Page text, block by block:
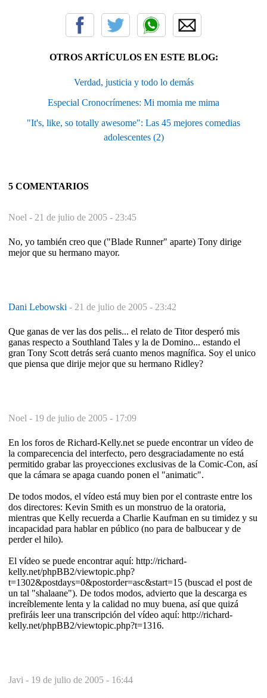
OTROS ARTÍCULOS EN ESTE BLOG:
Verdad, justicia y todo lo demás
Especial Cronocrímenes: Mi momia me mima
"It's, like, so totally awesome": Las 45 mejores comedias
adolescentes (2)
5 COMENTARIOS
Noel - 21 de julio de 2005 - 23:45
No, yo también creo que ("Blade Runner" aparte) Tony dirige
mejor que su hermano mayor.
Dani Lebowski - 21 de julio de 2005 - 23:42
Que ganas de ver las dos pelis... el relato de Titor desperó mis
ganas respecto a Southland Tales y la de Domino... estando el
gran Tony Scott detrás será cuanto menos magnífica. Soy el unico
que piensa que dirije mejor que su hermano Ridley?
Noel - 19 de julio de 2005 - 17:09
En los foros de Richard-Kelly.net se puede encontrar un vídeo de
la comparecencia del interfecto, pero desgraciadamente no está
permitido grabar las proyecciones exclusivas de la Comic-Con, así
que la cámara se apaga cuando ponen el "animatic".
De todos modos, el vídeo está muy bien por el contraste entre los
dos directores: Kevin Smith es un monstruo de la oratoria,
mientras que Kelly recuerda a Charlie Kaufman en su timidez y su
incapacidad para hablar en público (no para de balbucear y de
perder el hilo).
El vídeo se puede encontrar aquí: http://richard-
kelly.net/phpBB2/viewtopic.php?
t=1302&postdays=0&postorder=asc&start=15 (buscad el post de
un tal "shalaane"). De todos modos, advierto que la descarga es
increíblemente lenta y la calidad no muy buena, así que quizá
prefiráis leer una transcripción del vídeo aquí: http://richard-
kelly.net/phpBB2/viewtopic.php?t=1316.
Javi - 19 de julio de 2005 - 16:44